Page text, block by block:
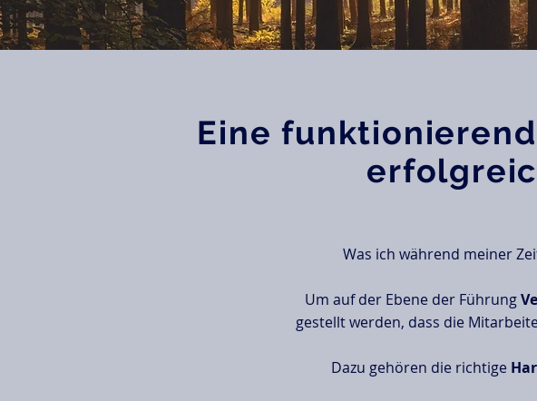
Eine
Was ich während meiner
Um auf der Ebene der Führung
gestellt werden, dass die
Dazu gehören die richtige